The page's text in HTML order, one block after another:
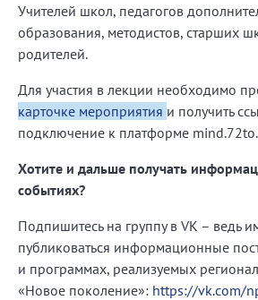
Учителей школ, педагогов
образования, методистов, старших
родителей.
Для участия в лекции необходимо
карточке мероприятия и получить
подключение к платформе
Хотите и дальше получать
событиях?
Подпишитесь на группу в VK – ведь
публиковаться информационные
и программах, реализуемых
«Новое поколение»: https://vk.com/